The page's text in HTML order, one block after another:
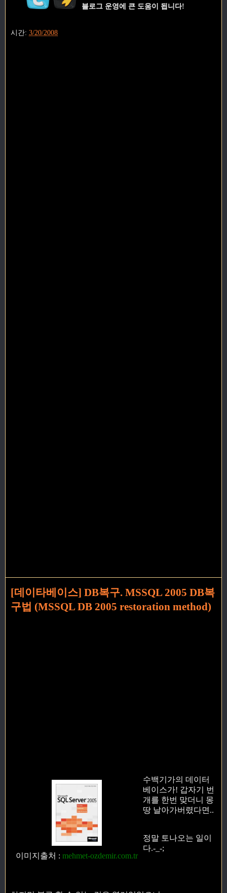
블로그 운영에 큰 도움이 됩니다!
시간: 3/20/2008
[데이타베이스] DB복구. MSSQL 2005 DB복
구법 (MSSQL DB 2005 restoration method)
이미지출처 : mehmet-ozdemir.com.tr
수백기가의 데이터
베이스가! 갑자기 번
개를 한번 맞더니 몽
땅 날아가버렸다면..
정말 토나오는 일이
다.-_-;